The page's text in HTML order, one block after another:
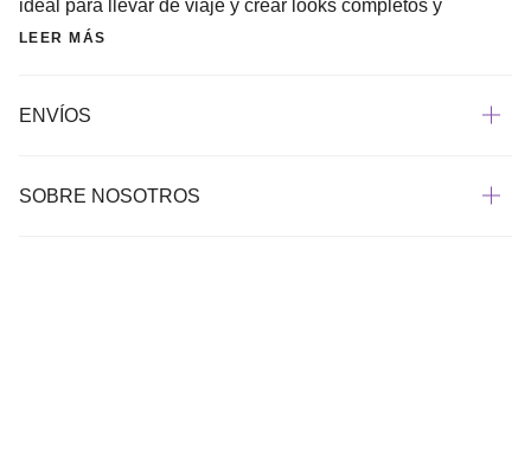
ideal para llevar de viaje y crear looks completos y
LEER MÁS
ENVÍOS
SOBRE NOSOTROS